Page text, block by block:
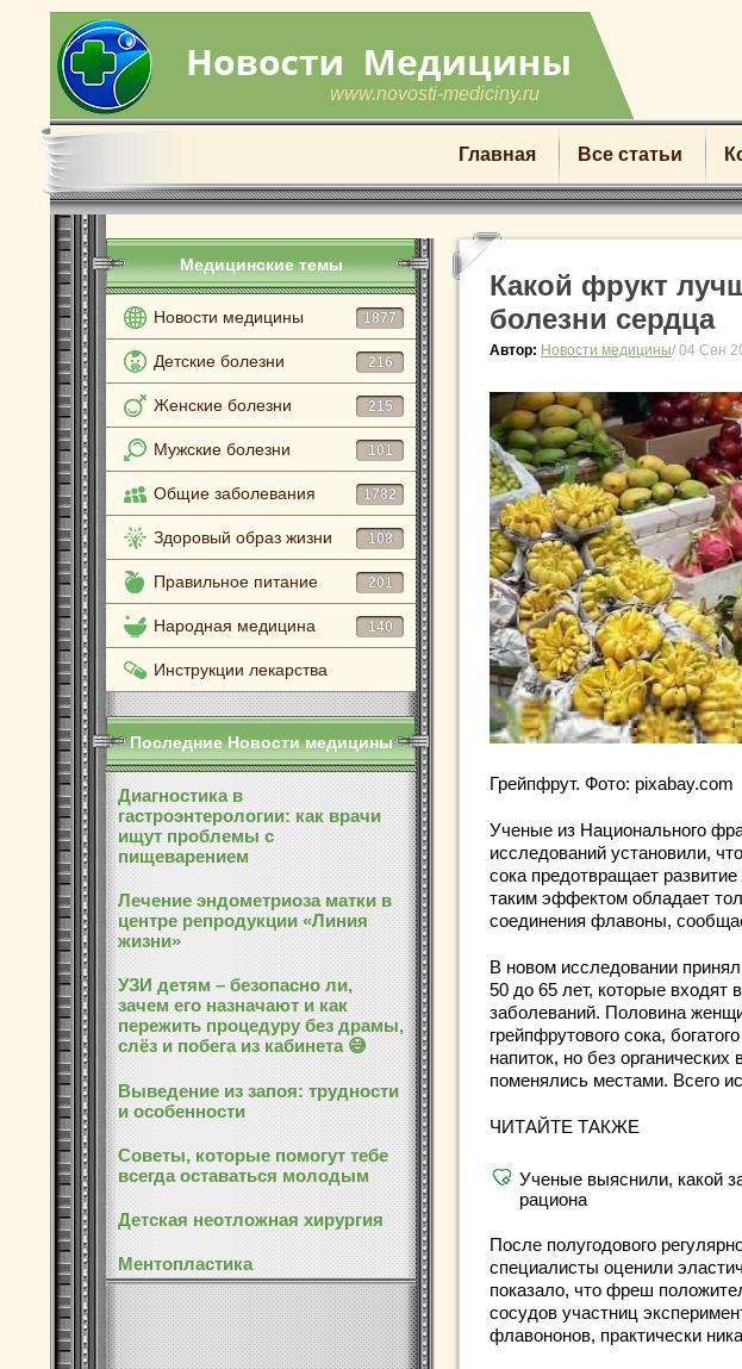
www.novosti-mediciny.ru
Главная Все статьи
Медицинские темы
Новости медицины 1877
Детские болезни 216
Женские болезни 215
Мужские болезни 101
Общие заболевания 1782
Здоровый образ жизни 108
Правильное питание 201
Народная медицина 140
Инструкции лекарства
Последние Новости медицины
Диагностика в
гастроэнтерологии: как врачи
ищут проблемы с
пищеварением
Лечение эндометриоза матки в
центре репродукции «Линия
жизни»
УЗИ детям – безопасно ли,
зачем его назначают и как
пережить процедуру без драмы,
слёз и побега из кабинета 😅
Выведение из запоя: трудности
и особенности
Советы, которые помогут тебе
всегда оставаться молодым
Детская неотложная хирургия
Ментопластика
Какой фрукт
болезни сердца
Автор: Новости медицины/ 04 Сен
Грейпфрут. Фото: pixabay.com
Ученые из Национального
исследований установили,
сока предотвращает
таким эффектом обладает
соединения флавоны,
В новом исследовании
50 до 65 лет, которые входят
заболеваний. Половина
грейпфрутового сока,
напиток, но без
поменялись местами. Всего
ЧИТАЙТЕ ТАКЖЕ
Ученые выяснили, какой
рациона
После полугодового
специалисты оценили
показало, что фреш
сосудов участниц
флавононов, практически